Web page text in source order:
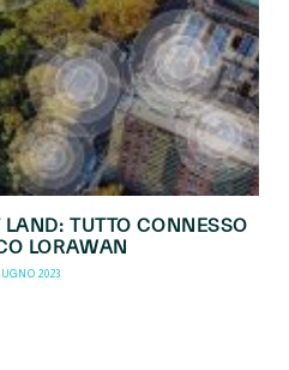
TUTTO CONNESSO
LORAWAN
2023